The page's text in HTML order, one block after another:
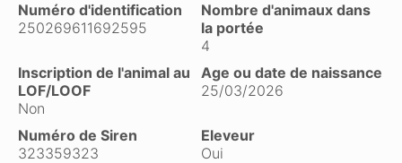
Numéro d'identification
250269611692595
Nombre d'animaux dans
la portée
4
Inscription de l'animal au
LOF/LOOF
Non
Age ou date de naissance
25/03/2026
Numéro de Siren
323359323
Eleveur
Oui